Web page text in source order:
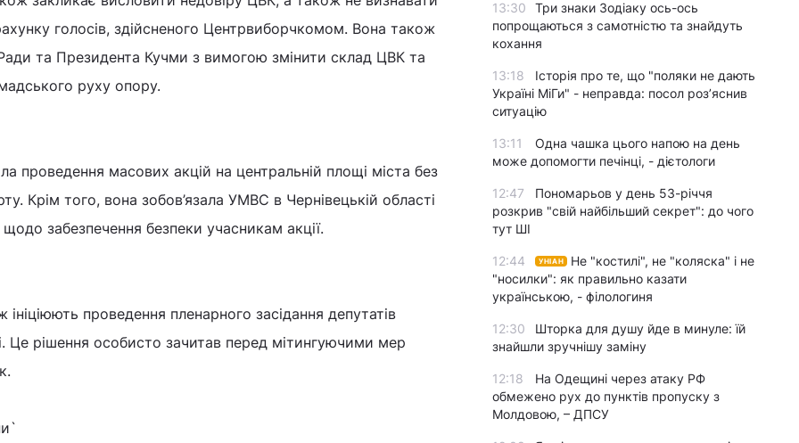
голосів, здійсненого Центрвиборчкомом. Вона також
та Президента Кучми з вимогою змінити склад ЦВК та
руху опору.
проведення масових акцій на центральній площі міста без
Крім того, вона зобов’язала УМВС в Чернівецькій області
забезпечення безпеки учасникам акції.
проведення пленарного засідання депутатів
Це рішення особисто зачитав перед мітингуючими мер
13:30
Три знаки Зодіаку ось-ось
попрощаються з самотністю та знайдуть
кохання
13:18
Історія про те, що "поляки не дають
Україні МіГи" - неправда: посол роз’яснив
ситуацію
13:11
Одна чашка цього напою на день
може допомогти печінці, - дієтологи
12:47
Пономарьов у день 53-річчя
розкрив "свій найбільший секрет": до чого
тут ШІ
12:44 УНІАН
Не "костилі", не "коляска" і не
"носилки": як правильно казати
українською, - філологиня
12:30
Шторка для душу йде в минуле: їй
знайшли зручнішу заміну
12:18
На Одещині через атаку РФ
обмежено рух до пунктів пропуску з
Молдовою, – ДПСУ